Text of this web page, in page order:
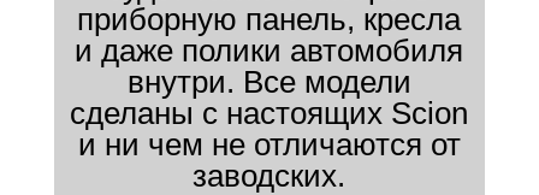
приборную панель, кресла
и даже полики автомобиля
внутри. Все модели
сделаны с настоящих Scion
и ни чем не отличаются от
заводских.